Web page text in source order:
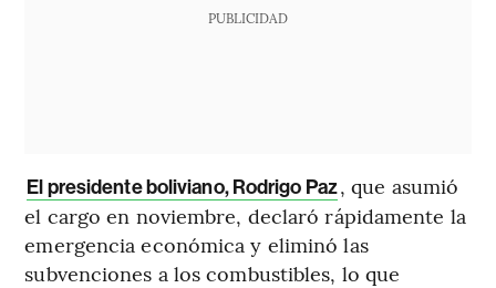
PUBLICIDAD
El presidente boliviano, Rodrigo Paz, que asumió
el cargo en noviembre, declaró rápidamente la
emergencia económica y eliminó las
subvenciones a los combustibles, lo que